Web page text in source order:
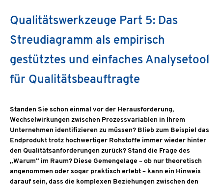
Qualitätswerkzeuge Part 5: Das
Streudiagramm als empirisch
gestütztes und einfaches Analysetool
für Qualitätsbeauftragte
Standen Sie schon einmal vor der Herausforderung,
Wechselwirkungen zwischen Prozessvariablen in Ihrem
Unternehmen identifizieren zu müssen? Blieb zum Beispiel das
Endprodukt trotz hochwertiger Rohstoffe immer wieder hinter
den Qualitätsanforderungen zurück? Stand die Frage des
„Warum“ im Raum? Diese Gemengelage – ob nur theoretisch
angenommen oder sogar praktisch erlebt – kann ein Hinweis
darauf sein, dass die komplexen Beziehungen zwischen den